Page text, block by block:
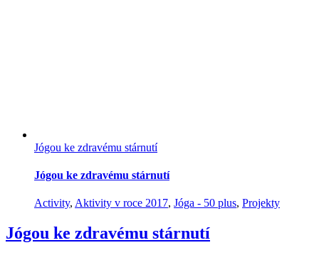
Jógou ke zdravému stárnutí
Jógou ke zdravému stárnutí
Activity, Aktivity v roce 2017, Jóga - 50 plus, Projekty
Jógou ke zdravému stárnutí